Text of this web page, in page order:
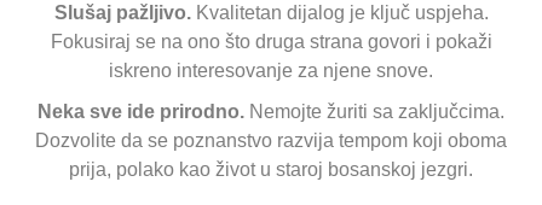
Slušaj pažljivo.Kvalitetan dijalog je ključ uspjeha.
Fokusiraj se na ono što druga strana govori i pokaži
iskreno interesovanje za njene snove.
Neka sve ide prirodno. Nemojte žuriti sa zaključcima.
Dozvolite da se poznanstvo razvija tempom koji oboma
prija, polako kao život u staroj bosanskoj jezgri.